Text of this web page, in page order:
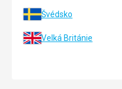
Švédsko
Velká Británie